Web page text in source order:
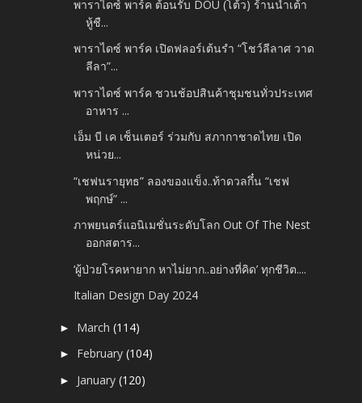
พาราไดซ์ พาร์ค ต้อนรับ DOU (โต้ว) ร้านน้ำเต้า
หู้ชื...
พาราไดซ์ พาร์ค เปิดฟลอร์เต้นรำ “โชว์ลีลาศ วาด
ลีลา”...
พาราไดซ์ พาร์ค ชวนช้อปสินค้าชุมชนทั่วประเทศ
อาหาร ...
เอ็ม บี เค เซ็นเตอร์ ร่วมกับ สภากาชาดไทย เปิด
หน่วย...
“เชฟนรายุทธ” ลองของแข็ง..ท้าดวลกึ๋น “เชฟ
พฤกษ์” ...
ภาพยนตร์แอนิเมชั่นระดับโลก Out Of The Nest
ออกสตาร...
‘ผู้ป่วยโรคหายาก หาไม่ยาก..อย่างที่คิด’ ทุกชีวิต....
Italian Design Day 2024
► March(114)
► February(104)
► January(120)